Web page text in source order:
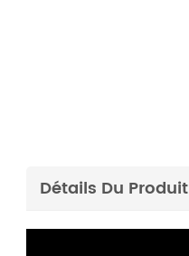
Détails Du Produit